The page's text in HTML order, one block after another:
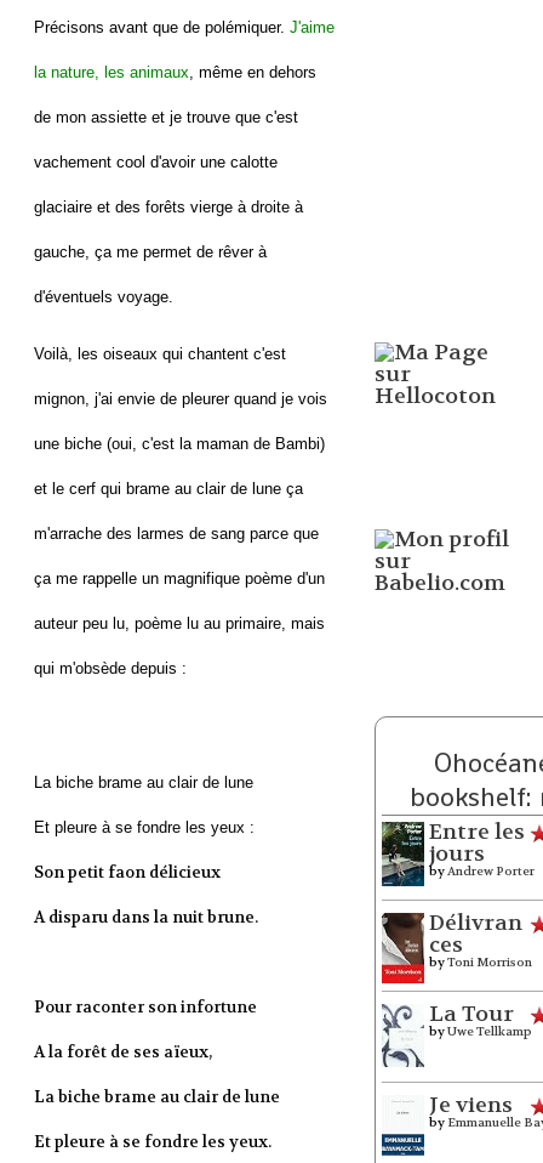
Précisons avant que de polémiquer. J'aime
la nature, les animaux , même en dehors
de mon assiette et je trouve que c'est
vachement cool d'avoir une calotte
glaciaire et des forêts vierge à droite à
gauche, ça me permet de rêver à
d'éventuels voyage.
Voilà, les oiseaux qui chantent c'est
mignon, j'ai envie de pleurer quand je vois
une biche (oui, c'est la maman de Bambi)
et le cerf qui brame au clair de lune ça
m'arrache des larmes de sang parce que
ça me rappelle un magnifique poème d'un
auteur peu lu, poème lu au primaire, mais
qui m'obsède depuis :
La biche brame au clair de lune
Et pleure à se fondre les yeux :
Son petit faon délicieux
A disparu dans la nuit brune.
Pour raconter son infortune
A la forêt de ses aïeux,
La biche brame au clair de lune
Et pleure à se fondre les yeux.
bookshelf:
Entre les
jours
byAndrew Porter
Délivran
ces
byToni Morrison
La Tour
byUwe Tellkamp
Je viens
by Emmanuelle